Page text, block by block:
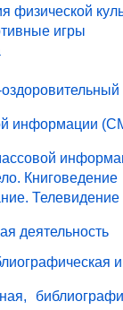
физической
игры
информации
Книговедение
Телевидение
деятельность